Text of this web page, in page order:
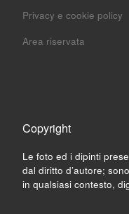
Privacy e cookie policy
Area riservata
Copyright
Le foto ed i dipinti
dal diritto d’autore;
in qualsiasi contesto,